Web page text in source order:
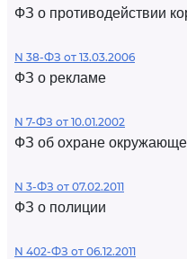
ФЗ о противодействии
N 38-ФЗ от 13.03.2006
ФЗ о рекламе
N 7-ФЗ от 10.01.2002
ФЗ об охране
N 3-ФЗ от 07.02.2011
ФЗ о полиции
N 402-ФЗ от 06.12.2011